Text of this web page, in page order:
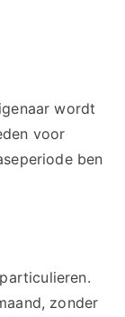
wordt
voor
ben
zonder